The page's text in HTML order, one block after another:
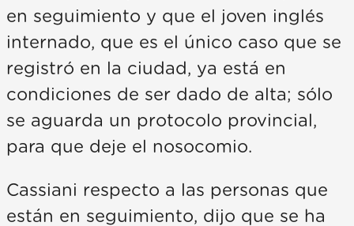
en seguimiento y que el joven inglés
internado, que es el único caso que se
registró en la ciudad, ya está en
condiciones de ser dado de alta; sólo
se aguarda un protocolo provincial,
para que deje el nosocomio.
Cassiani respecto a las personas que
están en seguimiento, dijo que se ha